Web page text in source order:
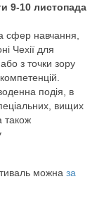
9-10 листопада
сфер навчання,
Чехії для
з точки зору
подія, в
вищих
також
можна за